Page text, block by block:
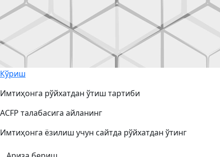
Кўриш
Имтиҳонга рўйхатдан ўтиш тартиби
ACFP талабасига айланинг
Имтиҳонга ёзилиш учун сайтда рўйхатдан ўтинг